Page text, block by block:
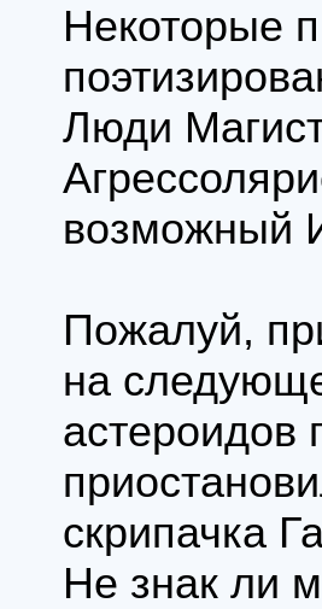
Некоторые
Люди
возможный
Пожалуй,
на
астероидов
скрипачка
Не знак ли